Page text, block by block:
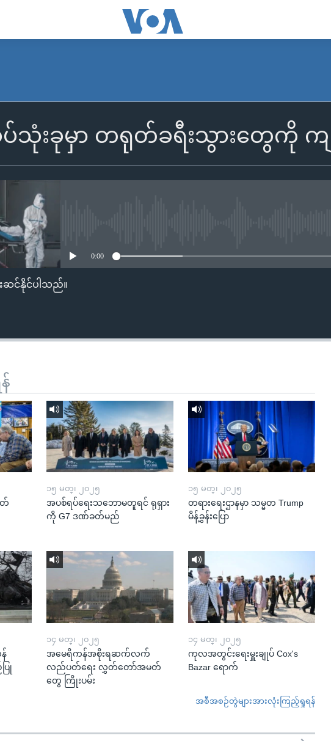
းခုမှာ တရုတ်ခရီးသွားတွေကို ကျန်
0:00
ဆင်နိုင်ပါသည်။
တ်
၁၅ မတ္၊ ၂၀၂၅
အပစ်ရပ်ရေးသဘောမတူရင် ရုရှား
ကို G7 ဒဏ်ခတ်မည်
၁၅ မတ္၊ ၂၀၂၅
တရားရေးဌာနမှာ သမ္မတ Trump
မိန့်ခွန်းပြော
ြု
၁၄ မတ္၊ ၂၀၂၅
အမေရိကန်အစိုးရဆက်လက်
လည်ပတ်ရေး လွှတ်တော်အမတ်
တွေ ကြိုးပမ်း
၁၄ မတ္၊ ၂၀၂၅
ကုလအတွင်းရေးမှူးချုပ် Cox's
Bazar ရောက်
အစီအစဉ်တွဲများအားလုံးကြည့်ရှုရန်